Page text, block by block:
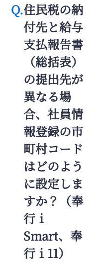
Q.住民税の納
付先と給与
支払報告書
（総括表）
の提出先が
異なる場
合、社員情
報登録の市
町村コード
はどのよう
に設定しま
すか？（奉
行ｉ
Smart、奉
行ｉ11）